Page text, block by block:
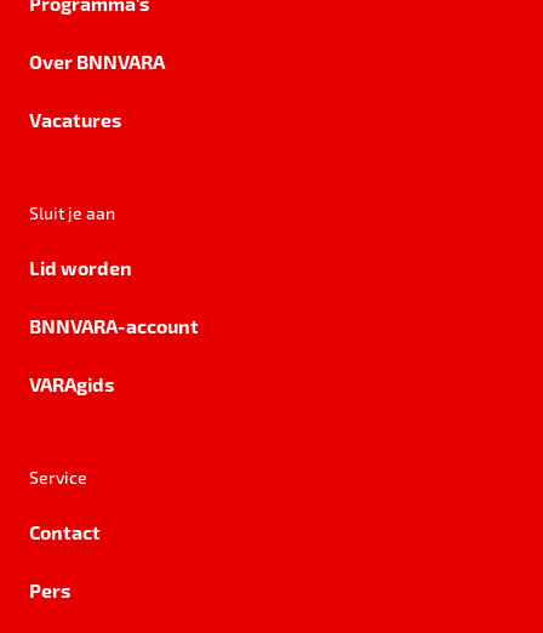
Over BNNVARA
Vacatures
Sluit je aan
Lid worden
BNNVARA-account
VARAgids
Service
Contact
Pers